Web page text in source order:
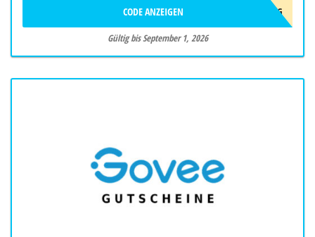
AFF10AUG
CODE ANZEIGEN
Gültig bis September 1, 2026